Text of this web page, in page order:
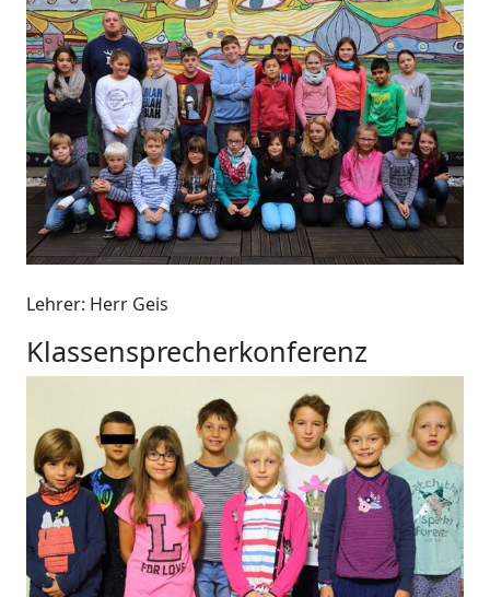
Lehrer: Herr Geis
Klassensprecherkonferenz